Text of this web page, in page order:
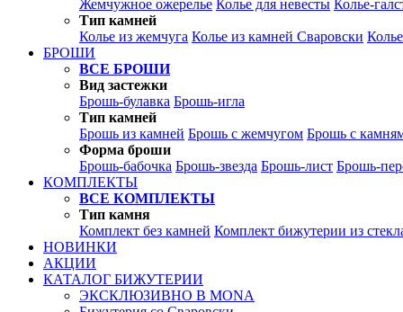
Жемчужное ожерелье Колье для невесты Колье-
Тип камней
Колье из жемчуга Колье из камней Сваровски
БРОШИ
ВСЕ БРОШИ
Вид застежки
Брошь-булавка Брошь-игла
Тип камней
Брошь из камней Брошь с жемчугом Брошь с
Форма броши
Брошь-бабочка Брошь-звезда Брошь-лист Брошь-
КОМПЛЕКТЫ
ВСЕ КОМПЛЕКТЫ
Тип камня
Комплект без камней Комплект бижутерии из
НОВИНКИ
АКЦИИ
КАТАЛОГ БИЖУТЕРИИ
ЭКСКЛЮЗИВНО В MONA